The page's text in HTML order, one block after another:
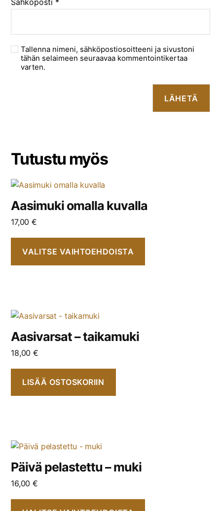
Sähköposti *
Tallenna nimeni, sähköpostiosoitteeni ja sivustoni
tähän selaimeen seuraavaa kommentointikertaa
varten.
Tutustu myös
Aasimuki omalla kuvalla
17,00 €
VALITSE VAIHTOEHDOISTA
Aasivarsat – taikamuki
18,00 €
LISÄÄ OSTOSKORIIN
Päivä pelastettu – muki
16,00 €